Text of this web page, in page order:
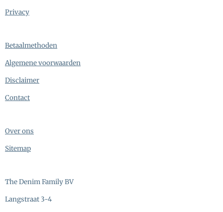
Privacy
Betaalmethoden
Algemene voorwaarden
Disclaimer
Contact
Over ons
Sitemap
The Denim Family BV
Langstraat 3-4